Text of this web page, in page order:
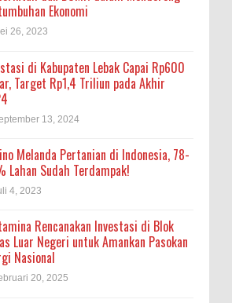
Ekonomi
26, 2023
di Kabupaten Lebak Capai Rp600
Target Rp1,4 Triliun pada Akhir
13, 2024
Melanda Pertanian di Indonesia, 78-
Lahan Sudah Terdampak!
4, 2023
Rencanakan Investasi di Blok
Luar Negeri untuk Amankan Pasokan
Nasional
20, 2025